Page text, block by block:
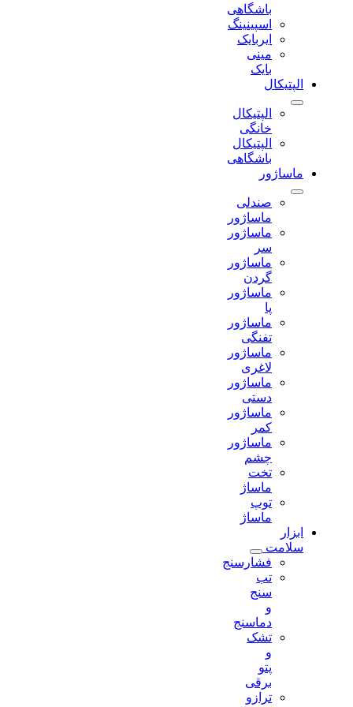
باشگاهی
اسپینینگ
ایربایک
مینی
الپتیکال
الپتیکال
خانگی
الپتیکال
باشگاهی
ماساژور
صندلی
ماساژور
ماساژور
ماساژور
ماساژور
ماساژور
تفنگی
ماساژور
لاغری
ماساژور
دستی
ماساژور
ماساژور
تخت
ماساژ
توپ
ماساژ
ابزار
سلامت
فشارسنج
دماسنج
تشک
ترازو